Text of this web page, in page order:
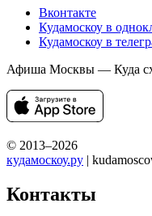
Вконтакте
Кудамоскоу в
Кудамоскоу в
Афиша Москвы — Куда
© 2013–2026
кудамоскоу.ру |
Контакты